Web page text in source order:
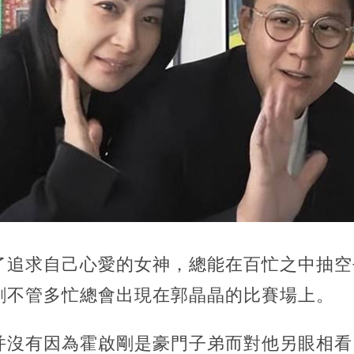
求自己心愛的女神，總能在百忙之中抽
管多忙總會出現在郭晶晶的比賽場上。
有因為霍啟剛是豪門子弟而對他另眼相